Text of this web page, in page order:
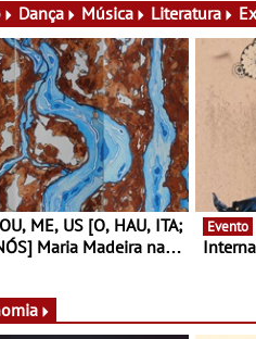
Dança Música Literatura
Maria Madeira na
Evento